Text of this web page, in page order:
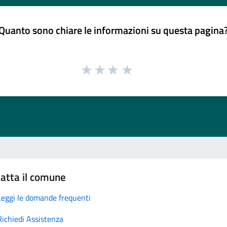
sono chiare le informazioni su questa
il comune
le domande frequenti
Assistenza